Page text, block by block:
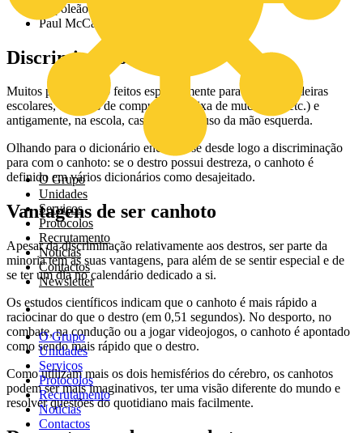
O Grupo
Unidades
Serviços
Protocolos
Recrutamento
Notícias
Contactos
Newsletter
O Grupo
Unidades
Serviços
Protocolos
Recrutamento
Notícias
Contactos
Napoleão Bonaparte: imperador francês.
Paul McCartney: baixista dos Beatles.
Discriminação do canhoto
Muitos produtos são feitos especialmente para destros (cadeiras
escolares, teclados de computador, caixa de mudanças, etc.) e
antigamente, na escola, castigava-se o uso da mão esquerda.
Olhando para o dicionário encontra-se desde logo a discriminação
para com o canhoto: se o destro possui destreza, o canhoto é
definido em vários dicionários como desajeitado.
Vantagens de ser canhoto
Apesar da discriminação relativamente aos destros, ser parte da
minoria tem as suas vantagens, para além de se sentir especial e de
se ter um dia no calendário dedicado a si.
Os estudos científicos indicam que o canhoto é mais rápido a
raciocinar do que o destro (em 0,51 segundos). No desporto, no
combate, na condução ou a jogar videojogos, o canhoto é apontado
como sendo mais rápido que o destro.
Como utilizam mais os dois hemisférios do cérebro, os canhotos
podem ser mais imaginativos, ter uma visão diferente do mundo e
resolver questões do quotidiano mais facilmente.